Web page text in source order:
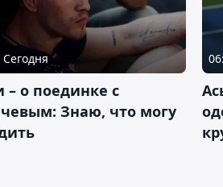
Сегодня
– о поединке с
Знаю, что могу